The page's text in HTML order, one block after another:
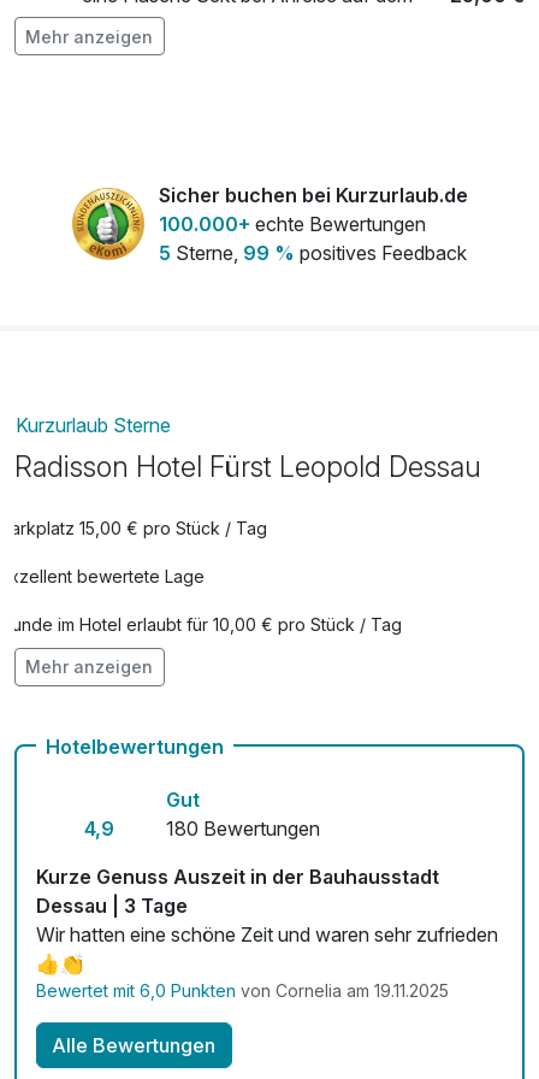
Radwanderweg.
Zimmer
Flasche Champagner 90,00 €
pro Stück
Mehr anzeigen
Sicher buchen bei Kurzurlaub.de
100.000+ echte Bewertungen
5 Sterne, 99 % positives Feedback
Kurzurlaub Sterne
Radisson Hotel Fürst Leopold Dessau
Parkplatz 15,00 € pro Stück / Tag
Exzellent bewertete Lage
Hunde im Hotel erlaubt für 10,00 € pro Stück / Tag
Check-out bis 12 Uhr
Kostenloses W-LAN
Zimmerservice verfügbar
Mit Hotelbar
Mehr anzeigen
Hotelbewertungen
4,9
Gut
180 Bewertungen
Kurze Genuss Auszeit in der Bauhausstadt
Dessau | 3 Tage
Wir hatten eine schöne Zeit und waren sehr zufrieden
👍👏
Bewertet mit 6,0 Punkten von Cornelia am 19.11.2025
Alle Bewertungen